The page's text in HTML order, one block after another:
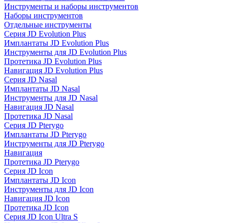
Инструменты и наборы инструментов
Наборы инструментов
Отдельные инструменты
Серия JD Evolution Plus
Имплантаты JD Evolution Plus
Инструменты для JD Evolution Plus
Протетика JD Evolution Plus
Навигация JD Evolution Plus
Серия JD Nasal
Имплантаты JD Nasal
Инструменты для JD Nasal
Навигация JD Nasal
Протетика JD Nasal
Серия JD Pterygo
Имплантаты JD Pterygo
Инструменты для JD Pterygo
Навигация
Протетика JD Pterygo
Серия JD Icon
Имплантаты JD Icon
Инструменты для JD Icon
Навигация JD Icon
Протетика JD Icon
Серия JD Icon Ultra S